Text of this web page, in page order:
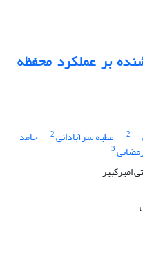
بر عملکرد محفظه
2 عطیه سرآبادانی2 حامد
3
امیرکبیر